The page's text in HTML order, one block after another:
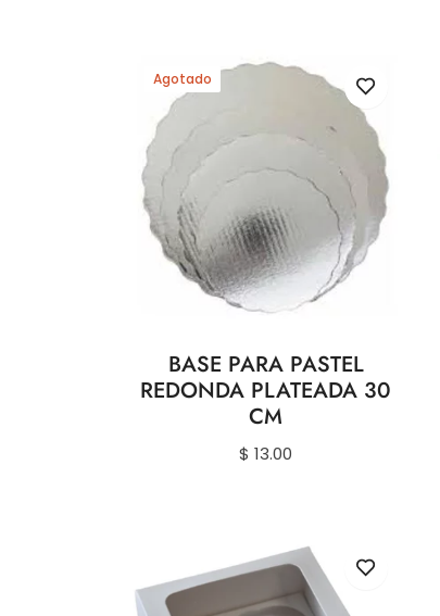
Agotado
BASE PARA PASTEL
REDONDA PLATEADA 30
CM
Precio
$ 13.00